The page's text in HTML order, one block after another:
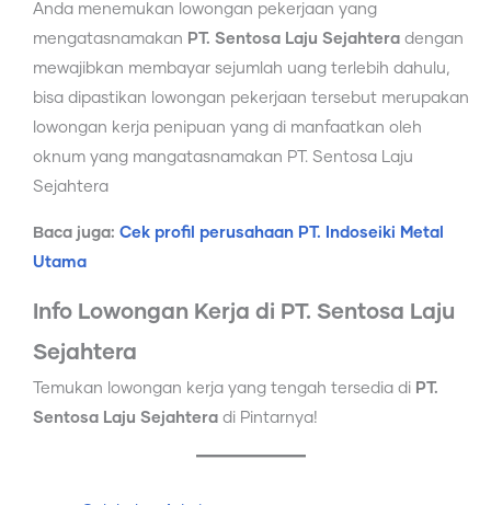
Anda menemukan lowongan pekerjaan yang
mengatasnamakan PT. Sentosa Laju Sejahtera dengan
mewajibkan membayar sejumlah uang terlebih dahulu,
bisa dipastikan lowongan pekerjaan tersebut merupakan
lowongan kerja penipuan yang di manfaatkan oleh
oknum yang mangatasnamakan PT. Sentosa Laju
Sejahtera
Baca juga: Cek profil perusahaan PT. Indoseiki Metal
Utama
Info Lowongan Kerja di PT. Sentosa Laju
Sejahtera
Temukan lowongan kerja yang tengah tersedia di PT.
Sentosa Laju Sejahtera di Pintarnya!